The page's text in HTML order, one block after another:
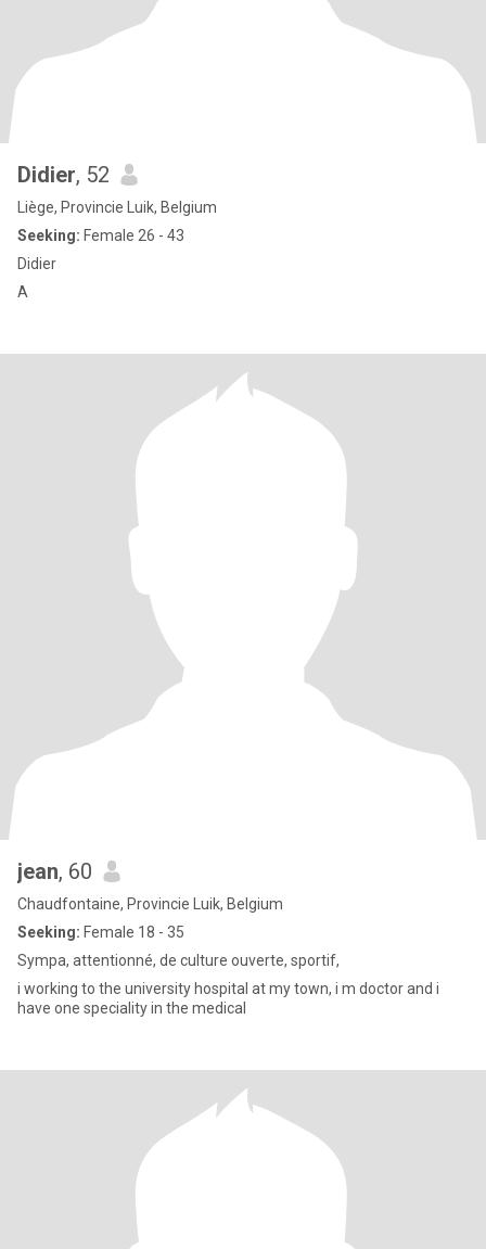
Didier, 52
Liège, Provincie Luik, Belgium
Seeking: Female 26 - 43
Didier
A
jean, 60
Chaudfontaine, Provincie Luik, Belgium
Seeking: Female 18 - 35
Sympa, attentionné, de culture ouverte, sportif,
i working to the university hospital at my town, i m doctor and i
have one speciality in the medical